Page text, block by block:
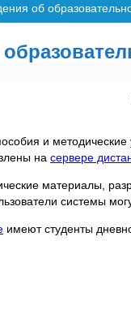
об
и
на сервере
материалы,
системы
имеют студенты